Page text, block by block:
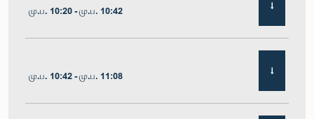
மு.ப. 10:20 - மு.ப. 10:42
மு.ப. 10:42 - மு.ப. 11:08